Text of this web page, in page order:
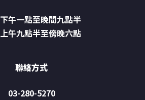
下午一點至晚間九點半
上午九點半至傍晚六點
聯絡方式
03-280-5270